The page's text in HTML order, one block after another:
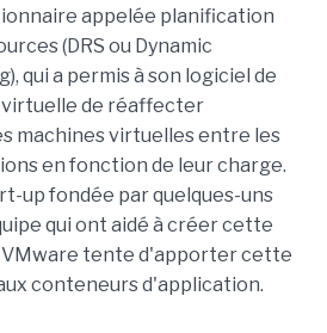
appelée planification
(DRS ou Dynamic
qui a permis à son logiciel de
de réaffecter
machines virtuelles entre les
en fonction de leur charge.
up fondée par quelques-uns
qui ont aidé à créer cette
tente d'apporter cette
conteneurs d'application.